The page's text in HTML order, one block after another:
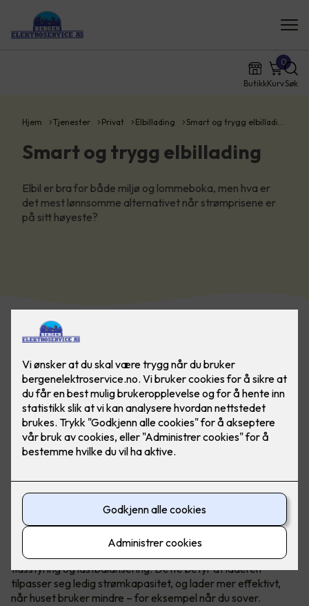
ButikkKurv
0
Søk
Hjem Tjenester Privat Elbillading Smart og trygg elbilladi…
Smart og trygg elbillading
Elbil er bra for både miljø og lommeboka, men hva er
det mest lønnsomme alternativet når strømprisene er
på sitt høyeste?
Flere og flere produsenter går mot smarte elbilladere, som
lader både raskere og mer effektivt. De smarte laderne er
koblet opp mot nett og gir blant annet raskere lading,
tidsstyring og lastbalansering. Dette betyr at laderen
tilpasser seg ledig strømkapasitet, og lader mer effektivt,
når huset bruker mindre – for eksempel når du sover.